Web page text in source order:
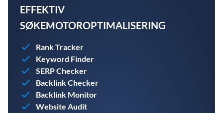
EFFEKTIV
SØKEMOTOROPTIMALISERING
Rank Tracker
Keyword Finder
SERP Checker
Backlink Checker
Backlink Monitor
Website Audit